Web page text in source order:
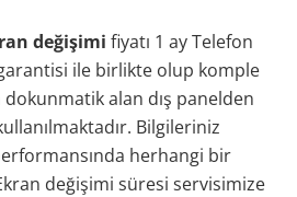
değişimi fiyatı 1 ay Telefon
ile birlikte olup komple
alan dış panelden
Bilgileriniz
herhangi bir
değişimi süresi servisimize